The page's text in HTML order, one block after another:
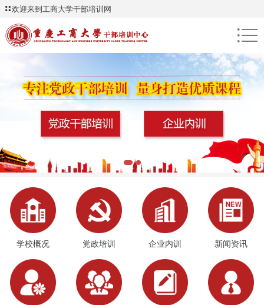
欢迎来到工商大学干部培训网
●
●
●
学校概况 党政培训 企业内训 新闻资讯